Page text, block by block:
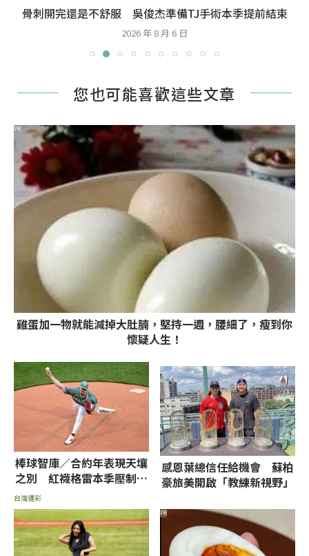
骨刺開完還是不舒服 吳俊杰準備TJ手術本季提前結束
2026 年 8 月 6 日
您也可能喜歡這些文章
雞蛋加一物就能減掉大肚腩，堅持一週，腰細了，瘦到你
懷疑人生！
PR
棒球智庫／合約年表現天壤
之別 紅襪格雷本季壓制力
台灣運彩
感恩葉總信任給機會 蘇柏
豪旅美開啟「教練新視野」
PR